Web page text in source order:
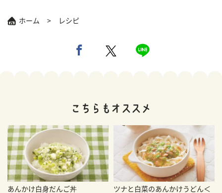
ホーム レシピ
あんかけ白身だんご丼 ツナと白菜のあんかけうどん＜